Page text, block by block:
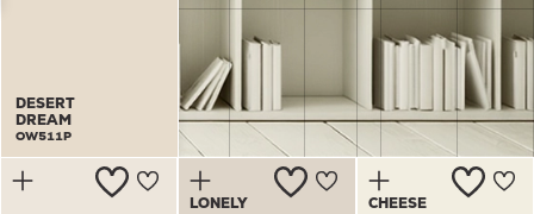
RALפתרונות לתעשייה
DESERT
DREAM
OW511P
CHEESE
LONELY
DESERT
DREAM
OW511P